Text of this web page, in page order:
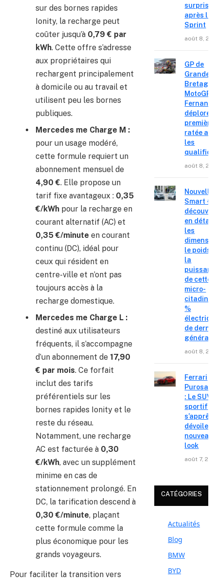
sur des bornes rapides
Ionity, la recharge peut
coûter jusqu’à 0,79 € par
kWh. Cette offre s’adresse
aux propriétaires qui
rechargent principalement
à domicile ou au travail et
utilisent peu les bornes
publiques.
Mercedes me Charge M :
pour un usage modéré,
cette formule requiert un
abonnement mensuel de
4,90 €. Elle propose un
tarif fixe avantageux : 0,35
€/kWh pour la recharge en
courant alternatif (AC) et
0,35 €/minute en courant
continu (DC), idéal pour
ceux qui résident en
centre-ville et n’ont pas
toujours accès à la
recharge domestique.
Mercedes me Charge L :
destiné aux utilisateurs
fréquents, il s’accompagne
d’un abonnement de 17,90
€ par mois. Ce forfait
inclut des tarifs
préférentiels sur les
bornes rapides Ionity et le
reste du réseau.
Notamment, une recharge
AC est facturée à 0,30
€/kWh, avec un supplément
minime en cas de
stationnement prolongé. En
DC, la tarification descend à
0,30 €/minute, plaçant
cette formule comme la
plus économique pour les
grands voyageurs.
Pour faciliter la transition vers
surprise
après le
Sprint
août 8,
GP de
Grande-
Bretagne
MotoGP :
déplore
première
ratée
les
août 8,
Nouvelle
Smart #2
en détail
les
le poids
la
de cette
micro-
citadine
%
de
août 8,
Ferrari
: Le SUV
sportif
s’apprête
dévoiler
nouveau
look
août 7,
CATÉGORIES
Actualités
Blog
BMW
BYD